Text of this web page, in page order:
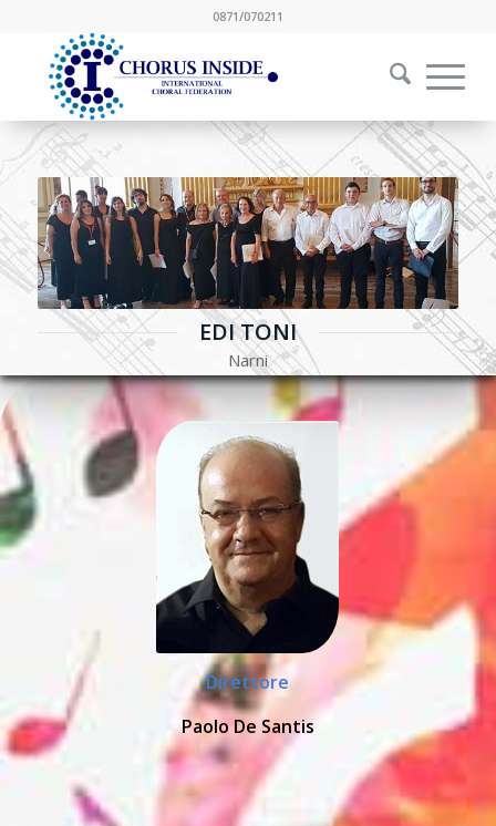
0871/070211
EDI TONI
Narni
Direttore
Paolo De Santis